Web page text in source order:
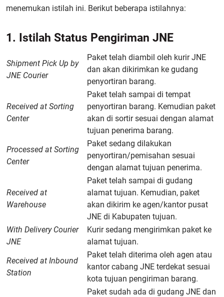
menemukan istilah ini. Berikut beberapa istilahnya:
1. Istilah Status Pengiriman JNE
Shipment Pick Up by
JNE Courier
Paket telah diambil oleh kurir JNE
dan akan dikirimkan ke gudang
penyortiran barang.
Received at Sorting
Center
Paket telah sampai di tempat
penyortiran barang. Kemudian paket
akan di sortir sesuai dengan alamat
tujuan penerima barang.
Processed at Sorting
Center
Paket sedang dilakukan
penyortiran/pemisahan sesuai
dengan alamat tujuan penerima.
Received at
Warehouse
Paket telah sampai di gudang
alamat tujuan. Kemudian, paket
akan dikirim ke agen/kantor pusat
JNE di Kabupaten tujuan.
With Delivery Courier
JNE
Kurir sedang mengirimkan paket ke
alamat tujuan.
Received at Inbound
Station
Paket telah diterima oleh agen atau
kantor cabang JNE terdekat sesuai
kota tujuan pengiriman barang.
Paket sudah ada di gudang JNE dan